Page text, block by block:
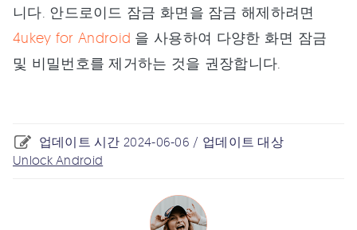
니다. 안드로이드 잠금 화면을 잠금 해제하려면
4ukey for Android 을 사용하여 다양한 화면 잠금
및 비밀번호를 제거하는 것을 권장합니다.
업데이트 시간 2024-06-06 / 업데이트 대상
Unlock Android